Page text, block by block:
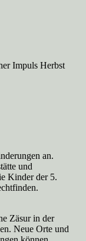
Impuls Herbst
an.
und
Kinder der 5.
Zäsur in der
Neue Orte und